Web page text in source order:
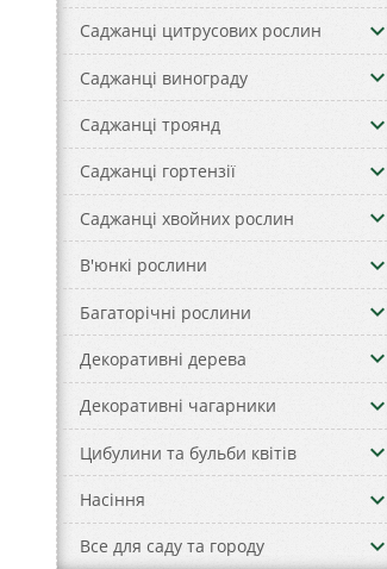
Саджанці цитрусових рослин keyboard_arrow_down
Саджанці винограду keyboard_arrow_down
Саджанці троянд keyboard_arrow_down
Саджанці гортензії keyboard_arrow_down
Саджанці хвойних рослин keyboard_arrow_down
В'юнкі рослини keyboard_arrow_down
Багаторічні рослини keyboard_arrow_down
Декоративні дерева keyboard_arrow_down
Декоративні чагарники keyboard_arrow_down
Цибулини та бульби квітів keyboard_arrow_down
Насіння keyboard_arrow_down
Все для саду та городу keyboard_arrow_down